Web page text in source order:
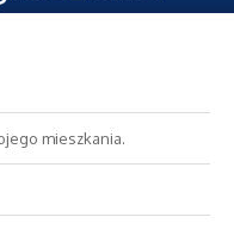
Kantory
mieszkania.